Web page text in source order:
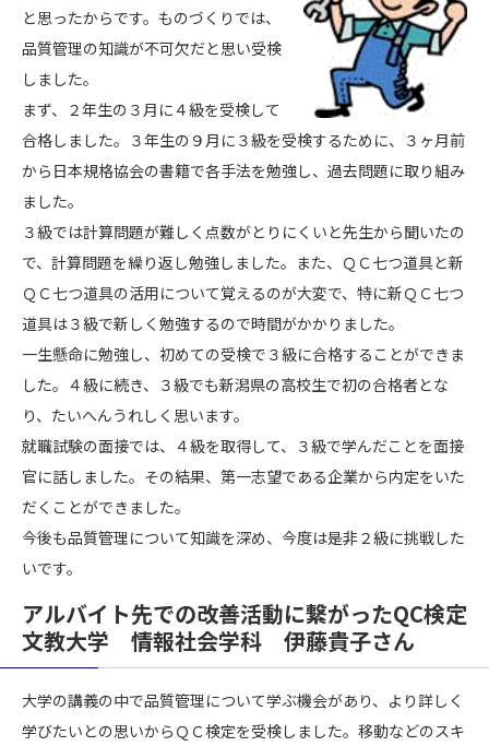
と思ったからです。ものづくりでは、
品質管理の知識が不可欠だと思い受検
しました。
まず、２年生の３月に４級を受検して
合格しました。３年生の９月に３級を受検するために、３ヶ月前
から日本規格協会の書籍で各手法を勉強し、過去問題に取り組み
ました。
３級では計算問題が難しく点数がとりにくいと先生から聞いたの
で、計算問題を繰り返し勉強しました。また、ＱＣ七つ道具と新
ＱＣ七つ道具の活用について覚えるのが大変で、特に新ＱＣ七つ
道具は３級で新しく勉強するので時間がかかりました。
一生懸命に勉強し、初めての受検で３級に合格することができま
した。４級に続き、３級でも新潟県の高校生で初の合格者とな
り、たいへんうれしく思います。
就職試験の面接では、４級を取得して、３級で学んだことを面接
官に話しました。その結果、第一志望である企業から内定をいた
だくことができました。
今後も品質管理について知識を深め、今度は是非２級に挑戦した
いです。
アルバイト先での改善活動に繋がったQC検定
文教大学 情報社会学科 伊藤貴子さん
大学の講義の中で品質管理について学ぶ機会があり、より詳しく
学びたいとの思いからＱＣ検定を受検しました。移動などのスキ